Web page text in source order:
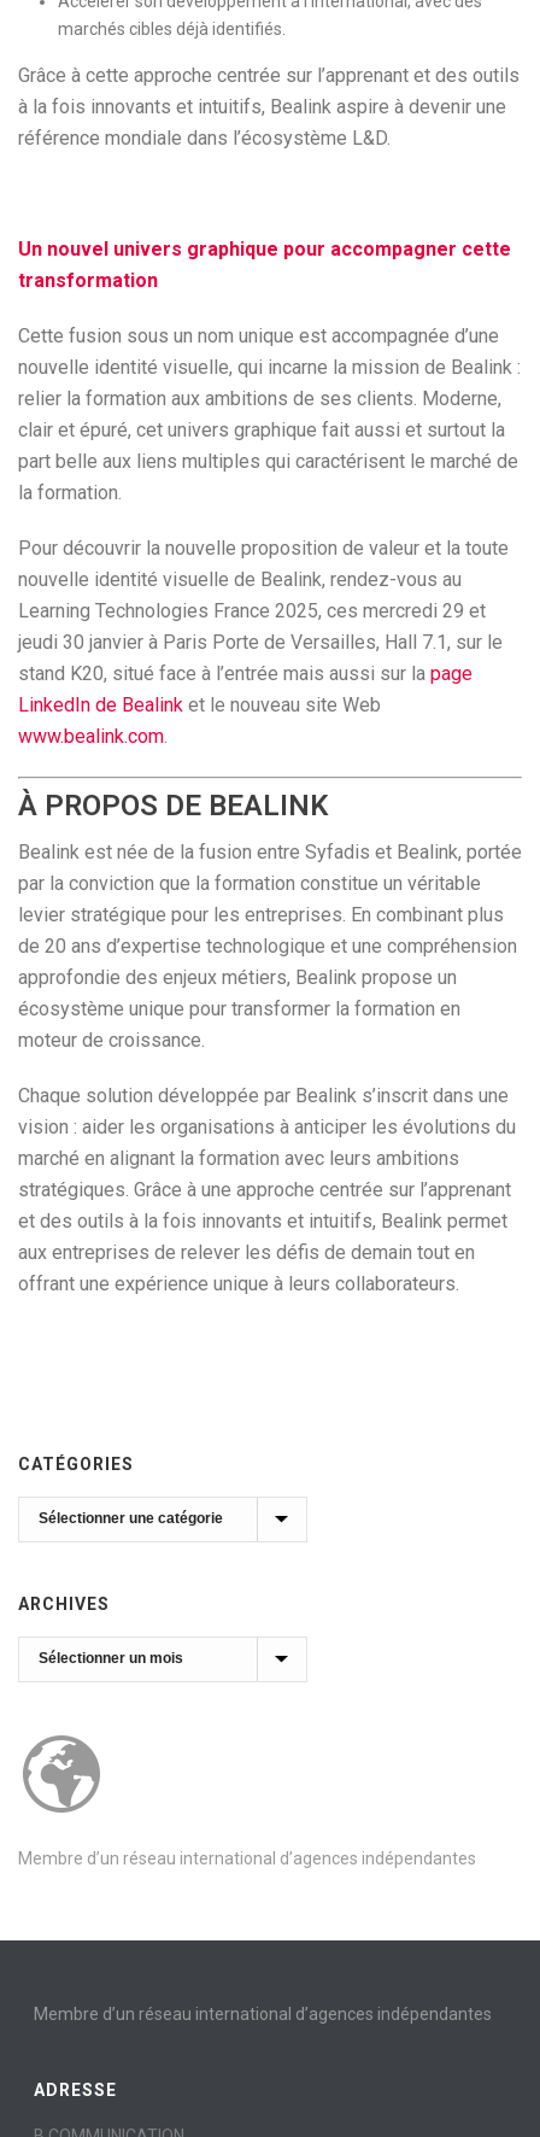
marchés cibles déjà identifiés.
Grâce à cette approche centrée sur l’apprenant et des outils
à la fois innovants et intuitifs, Bealink aspire à devenir une
référence mondiale dans l’écosystème L&D.
Un nouvel univers graphique pour accompagner cette
transformation
Cette fusion sous un nom unique est accompagnée d’une
nouvelle identité visuelle, qui incarne la mission de Bealink :
relier la formation aux ambitions de ses clients. Moderne,
clair et épuré, cet univers graphique fait aussi et surtout la
part belle aux liens multiples qui caractérisent le marché de
la formation.
Pour découvrir la nouvelle proposition de valeur et la toute
nouvelle identité visuelle de Bealink, rendez-vous au
Learning Technologies France 2025, ces mercredi 29 et
jeudi 30 janvier à Paris Porte de Versailles, Hall 7.1, sur le
stand K20, situé face à l’entrée mais aussi sur la page
LinkedIn de Bealink et le nouveau site Web
www.bealink.com.
À PROPOS DE BEALINK
Bealink est née de la fusion entre Syfadis et Bealink, portée
par la conviction que la formation constitue un véritable
levier stratégique pour les entreprises. En combinant plus
de 20 ans d’expertise technologique et une compréhension
approfondie des enjeux métiers, Bealink propose un
écosystème unique pour transformer la formation en
moteur de croissance.
Chaque solution développée par Bealink s’inscrit dans une
vision : aider les organisations à anticiper les évolutions du
marché en alignant la formation avec leurs ambitions
stratégiques. Grâce à une approche centrée sur l’apprenant
et des outils à la fois innovants et intuitifs, Bealink permet
aux entreprises de relever les défis de demain tout en
offrant une expérience unique à leurs collaborateurs.
CATÉGORIES
Catégories
ARCHIVES
Archives
Membre d’un réseau international d’agences indépendantes
Membre d’un réseau international d’agences indépendantes
ADRESSE